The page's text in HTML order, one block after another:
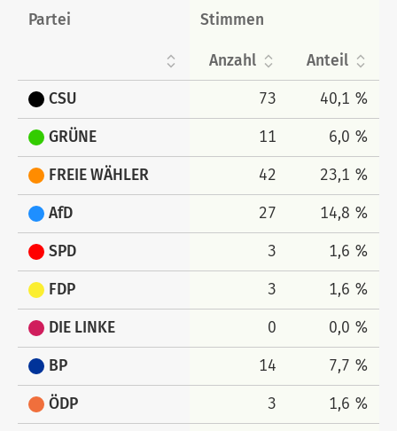
Partei Stimmen
Anzahl Anteil
CSU 73 40,1 %
GRÜNE 11 6,0 %
FREIE WÄHLER 42 23,1 %
AfD 27 14,8 %
SPD 3 1,6 %
FDP 3 1,6 %
DIE LINKE 0 0,0 %
BP 14 7,7 %
ÖDP 3 1,6 %